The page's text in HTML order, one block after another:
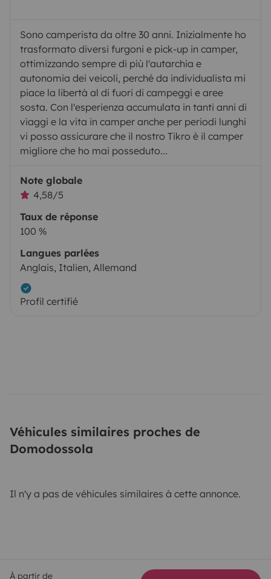
Sono camperista da oltre 30 anni. Inizialmente ho
trasformato diversi furgoni e pick-up in camper,
ottimizzando sempre di più l'autarchia e
autonomia dei veicoli, perché da individualista mi
piace la libertà al di fuori di campeggi e aree
sosta. Con l'esperienza accumulata in tanti anni di
viaggi e la vita in camper anche per periodi lunghi
vi posso assicurare che il nostro Tikro è il camper
migliore che ho mai posseduto...
Note globale
4,58/5
Taux de réponse
100 %
Langues parlées
Anglais, Italien, Allemand
Profil certifié
Véhicules similaires proches de
Domodossola
Il n'y a pas de véhicules similaires à cette annonce.
À partir de